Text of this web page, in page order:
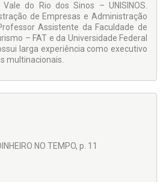
do Rio dos Sinos – UNISINOS.
de Empresas e Administração
Assistente da Faculdade de
– FAT e da Universidade Federal
larga experiência como executivo
multinacionais.
NO TEMPO, p. 11